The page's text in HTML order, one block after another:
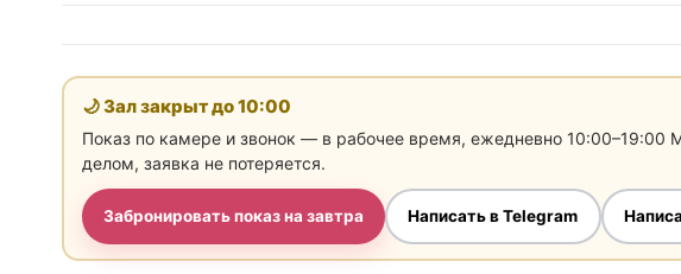
🌙 Зал закрыт до10:00
Показ по камере и звонок — в рабочее время, ежедневно
делом, заявка не потеряется.
Забронировать показ на завтра Написать в Telegram